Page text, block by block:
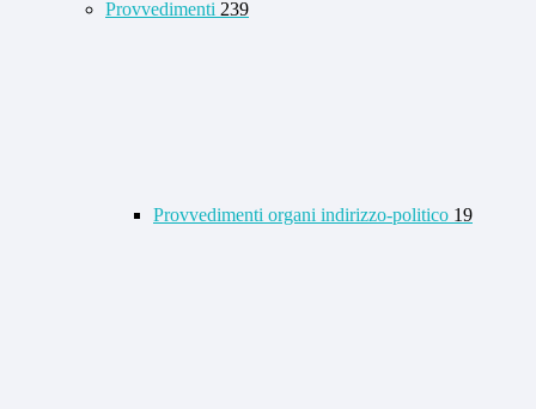
Provvedimenti 239
Provvedimenti organi indirizzo-politico 19